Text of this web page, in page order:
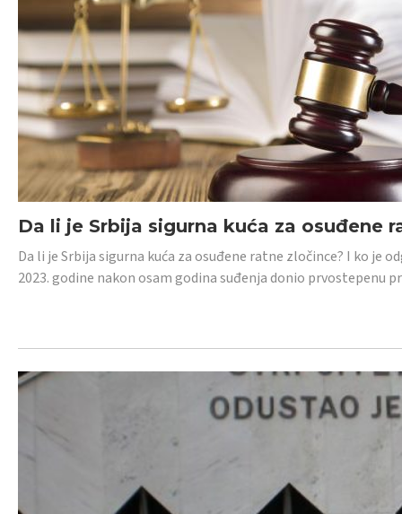
Da li je Srbija sigurna kuća za osuđene
Da li je Srbija sigurna kuća za osuđene ratne zločince? I ko je
2023. godine nakon osam godina suđenja donio prvostepenu